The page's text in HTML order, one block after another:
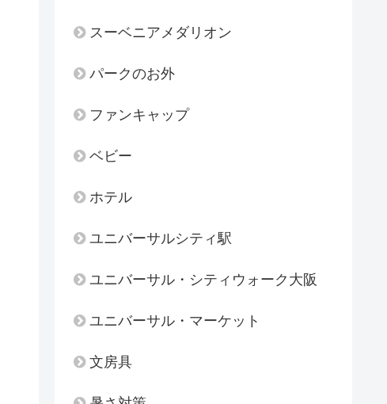
スーベニアメダリオン
パークのお外
ファンキャップ
ベビー
ホテル
ユニバーサルシティ駅
ユニバーサル・シティウォーク大阪
ユニバーサル・マーケット
文房具